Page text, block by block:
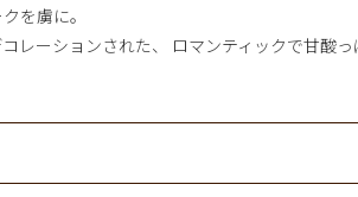
を虜に。
レーションされた、 ロマンティックで甘酸っ